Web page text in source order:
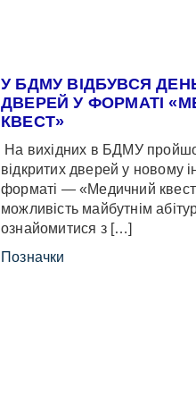
У БДМУ ВІДБУВСЯ
ДВЕРЕЙ У ФОРМАТІ
КВЕСТ»
На вихідних в БДМУ
відкритих дверей у новому
форматі — «Медичний
можливість майбутнім
ознайомитися з […]
Позначки